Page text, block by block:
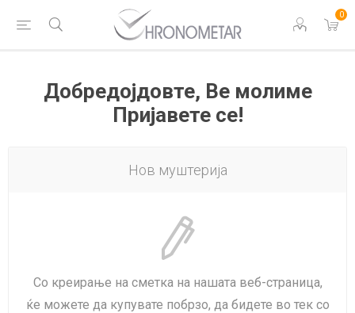
0
Добредојдовте, Ве молиме
Пријавете се!
Нов муштерија
Со креирање на сметка на нашата веб-страница,
ќе можете да купувате побрзо, да бидете во тек со